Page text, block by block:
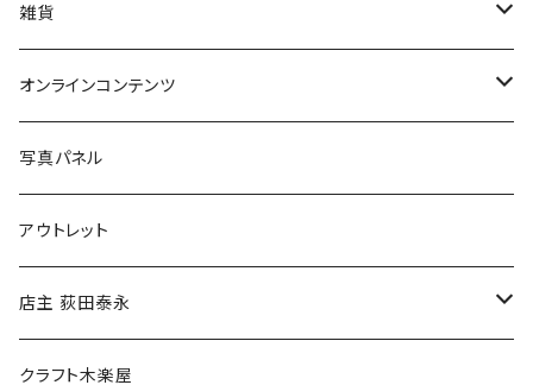
美術
POLEWARDS
Tシャツ
雑貨
バッグ
ブックカバー
マグカップ
傘
食料品
オンラインコンテンツ
冒険クロストーク
写真パネル
アウトレット
店主 荻田泰永
書籍
クラフト木楽屋